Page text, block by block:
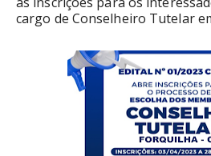
cargo de Conselheiro Tutelar